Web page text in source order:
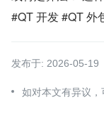
#QT 开发 #QT 外
发布于: 2026-05-19
如对本文有异议，